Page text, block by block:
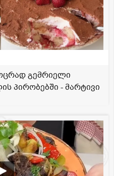
გემრიელი
პირობებში - მარტივი